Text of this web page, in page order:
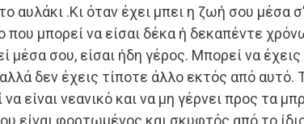
αυλάκι .Κι όταν έχει μπει η ζωή σου μέσα
που μπορεί να είσαι δέκα ή δεκαπέντε
μέσα σου, είσαι ήδη γέρος. Μπορεί να
δεν έχεις τίποτε άλλο εκτός από αυτό.
να είναι νεανικό και να μη γέρνει προς τα
είναι φορτωμένος και σκυφτός από το